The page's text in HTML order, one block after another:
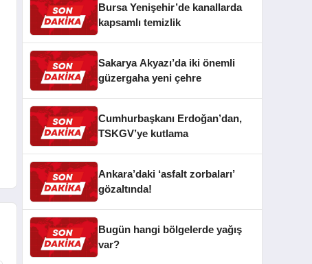
Bursa Yenişehir’de kanallarda
kapsamlı temizlik
Sakarya Akyazı’da iki önemli
güzergaha yeni çehre
Cumhurbaşkanı Erdoğan’dan,
TSKGV’ye kutlama
Ankara’daki ‘asfalt zorbaları’
gözaltında!
Bugün hangi bölgelerde yağış
var?